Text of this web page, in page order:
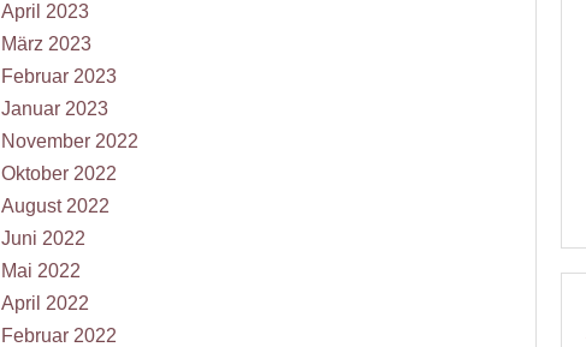
April 2023
März 2023
Februar 2023
Januar 2023
November 2022
Oktober 2022
August 2022
Juni 2022
Mai 2022
April 2022
Februar 2022